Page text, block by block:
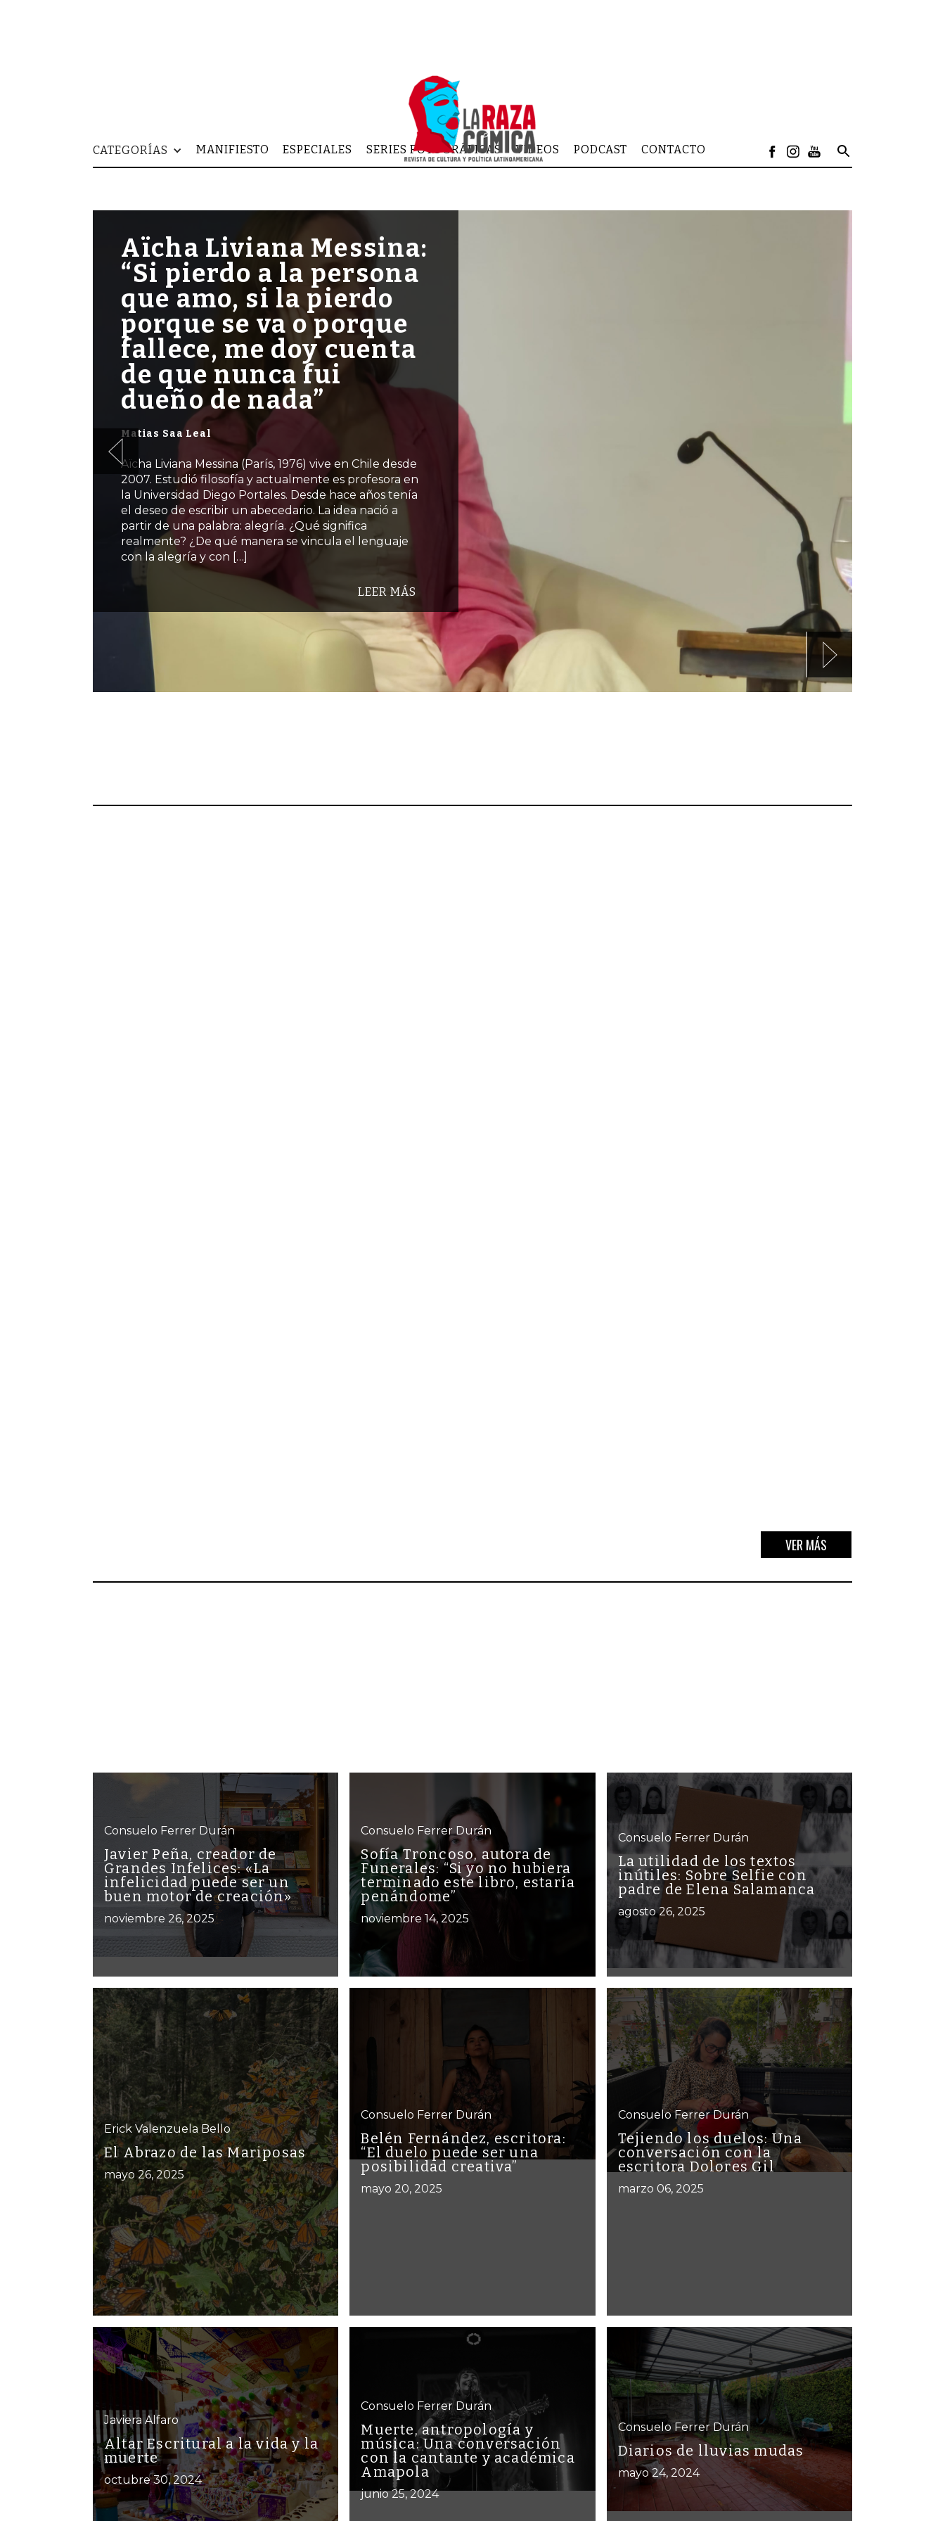
CATEGORÍAS MANIFIESTO ESPECIALES SERIES FOTOGRÁFICAS VIDEOS PODCAST CONTACTO
Aïcha Liviana Messina:
“Si pierdo a la persona
que amo, si la pierdo
porque se va o porque
fallece, me doy cuenta
de que nunca fui
dueño de nada”
Matias Saa Leal
Aïcha Liviana Messina (París, 1976) vive en Chile desde
2007. Estudió filosofía y actualmente es profesora en
la Universidad Diego Portales. Desde hace años tenía
el deseo de escribir un abecedario. La idea nació a
partir de una palabra: alegría. ¿Qué significa
realmente? ¿De qué manera se vincula el lenguaje
con la alegría y con […]
LEER MÁS
VER MÁS
Consuelo Ferrer Durán
Javier Peña, creador de
Grandes Infelices: «La
infelicidad puede ser un
buen motor de creación»
noviembre 26, 2025
Consuelo Ferrer Durán
Sofía Troncoso, autora de
Funerales: “Si yo no hubiera
terminado este libro, estaría
penándome”
noviembre 14, 2025
Consuelo Ferrer Durán
La utilidad de los textos
inútiles: Sobre Selfie con
padre de Elena Salamanca
agosto 26, 2025
Erick Valenzuela Bello
El Abrazo de las Mariposas
mayo 26, 2025
Consuelo Ferrer Durán
Belén Fernández, escritora:
“El duelo puede ser una
posibilidad creativa”
mayo 20, 2025
Consuelo Ferrer Durán
Tejiendo los duelos: Una
conversación con la
escritora Dolores Gil
marzo 06, 2025
Javiera Alfaro
Altar Escritural a la vida y la
muerte
octubre 30, 2024
Consuelo Ferrer Durán
Muerte, antropología y
música: Una conversación
con la cantante y académica
Amapola
junio 25, 2024
Consuelo Ferrer Durán
Diarios de lluvias mudas
mayo 24, 2024